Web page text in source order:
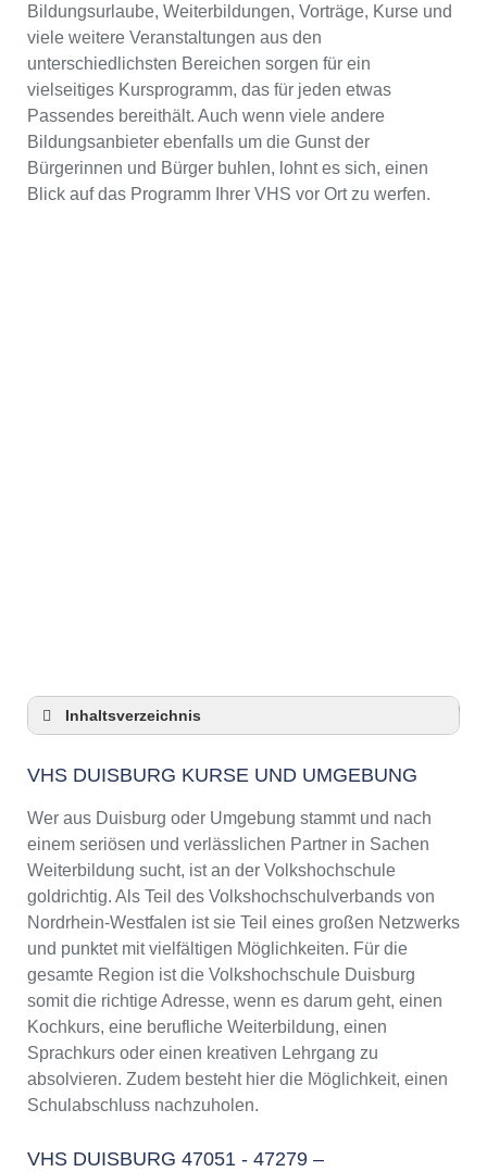
Bildungsurlaube, Weiterbildungen, Vorträge, Kurse und
viele weitere Veranstaltungen aus den
unterschiedlichsten Bereichen sorgen für ein
vielseitiges Kursprogramm, das für jeden etwas
Passendes bereithält. Auch wenn viele andere
Bildungsanbieter ebenfalls um die Gunst der
Bürgerinnen und Bürger buhlen, lohnt es sich, einen
Blick auf das Programm Ihrer VHS vor Ort zu werfen.
Anzeige
Inhaltsverzeichnis
VHS Duisburg – Öffnungszeiten und
Top-Kurse an der Abendschule Duisburg
Online-Kurse – Alternative Angebote zu einem
Kurs an der VHS
Top-Kurse an der Abendschule Duisburg
Weiterbildung in Duisburg
VHS Duisburg Programm 2025 / 2026
VHS DUISBURG KURSE UND UMGEBUNG
Wer aus Duisburg oder Umgebung stammt und nach
einem seriösen und verlässlichen Partner in Sachen
Weiterbildung sucht, ist an der Volkshochschule
goldrichtig. Als Teil des Volkshochschulverbands von
Nordrhein-Westfalen ist sie Teil eines großen Netzwerks
und punktet mit vielfältigen Möglichkeiten. Für die
gesamte Region ist die Volkshochschule Duisburg
somit die richtige Adresse, wenn es darum geht, einen
Kochkurs, eine berufliche Weiterbildung, einen
Sprachkurs oder einen kreativen Lehrgang zu
absolvieren. Zudem besteht hier die Möglichkeit, einen
Schulabschluss nachzuholen.
VHS DUISBURG 47051 - 47279 –